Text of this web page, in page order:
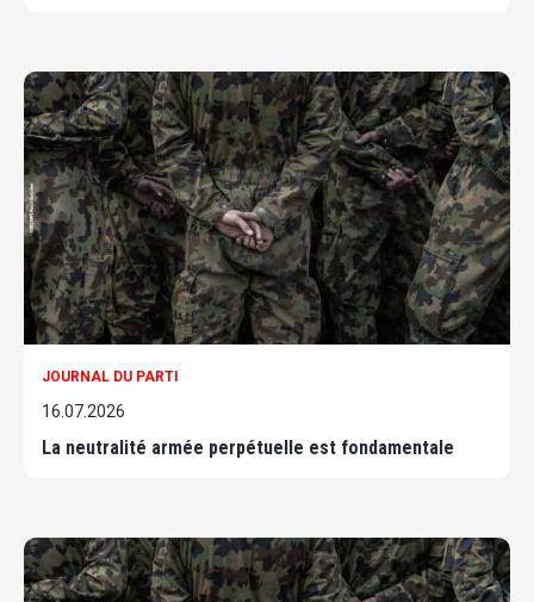
JOURNAL DU PARTI
16.07.2026
La neutralité armée perpétuelle est fondamentale